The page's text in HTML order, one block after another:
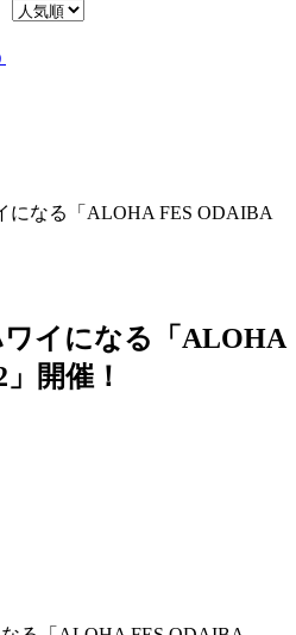
になる「ALOHA FES ODAIBA
イになる「ALOHA
開催！